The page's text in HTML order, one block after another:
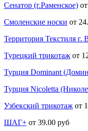
Сенатор (г.Раменское)
Смоленские носки от
Территория Текстиля г.
Турецкий трикотаж от
Турция Dominant
Турция Nicoletta
Узбекский трикотаж от
ШАГ+ от 39.00 руб